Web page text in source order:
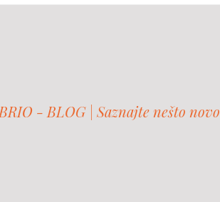
- BLOG | Saznajte nešto